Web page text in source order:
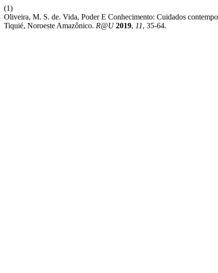
(1)
Oliveira, M. S. de. Vida, Poder E Conhecimento: Cuidados
Tiquié, Noroeste Amazônico. R@U 2019, 11, 35-64.